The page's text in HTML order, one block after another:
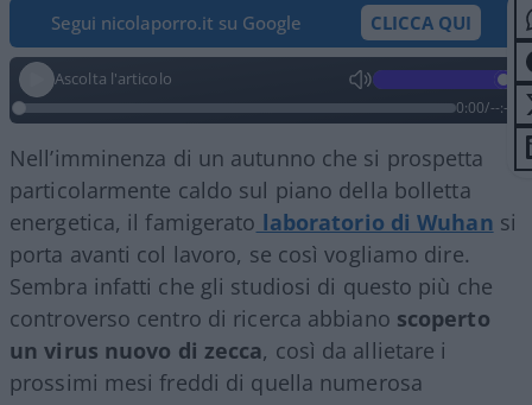
Segui nicolaporro.it su Google CLICCA QUI
Ascolta l'articolo
0:00/--:--
Nell’imminenza di un autunno che si prospetta
particolarmente caldo sul piano della bolletta
energetica, il famigerato laboratorio di Wuhan si
porta avanti col lavoro, se così vogliamo dire.
Sembra infatti che gli studiosi di questo più che
controverso centro di ricerca abbiano scoperto
un virus nuovo di zecca, così da allietare i
prossimi mesi freddi di quella numerosa